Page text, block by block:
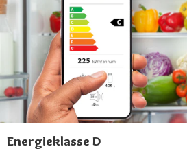
Energieklasse D